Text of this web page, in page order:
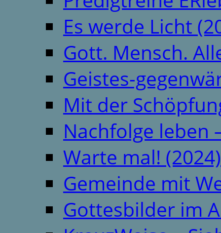
Es werde Licht
Gott. Mensch.
Geistes-
Mit der
Nachfolge leben
Warte mal! (2024)
Gemeinde mit
Gottesbilder im